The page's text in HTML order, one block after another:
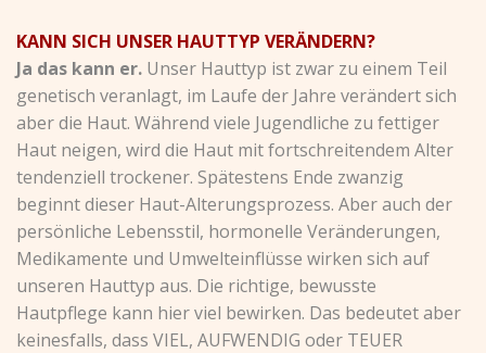
KANN SICH UNSER HAUTTYP VERÄNDERN?
Ja das kann er. Unser Hauttyp ist zwar zu einem Teil
genetisch veranlagt, im Laufe der Jahre verändert sich
aber die Haut. Während viele Jugendliche zu fettiger
Haut neigen, wird die Haut mit fortschreitendem Alter
tendenziell trockener. Spätestens Ende zwanzig
beginnt dieser Haut-Alterungsprozess. Aber auch der
persönliche Lebensstil, hormonelle Veränderungen,
Medikamente und Umwelteinflüsse wirken sich auf
unseren Hauttyp aus. Die richtige, bewusste
Hautpflege kann hier viel bewirken. Das bedeutet aber
keinesfalls, dass VIEL, AUFWENDIG oder TEUER